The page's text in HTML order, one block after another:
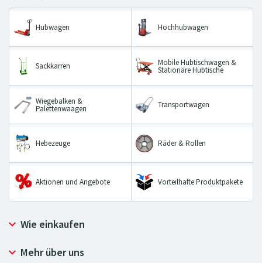
Hubwagen Hochhubwagen
Sackkarren Mobile Hubtischwagen &
Stationäre Hubtische
Wiegebalken &
Palettenwaagen Transportwagen
Hebezeuge Räder & Rollen
Aktionen und Angebote Vorteilhafte Produktpakete
Wie einkaufen
Mehr über uns